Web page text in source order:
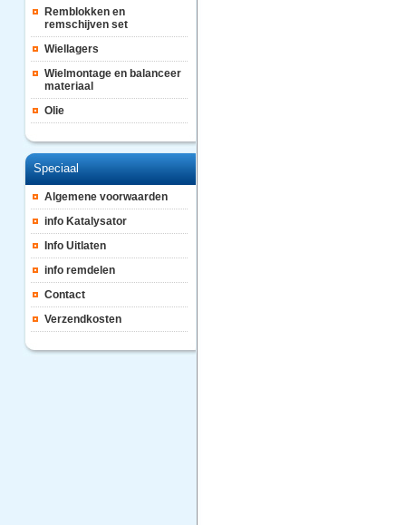
Remblokken en
remschijven set
Wiellagers
Wielmontage en balanceer
materiaal
Olie
Speciaal
Algemene voorwaarden
info Katalysator
Info Uitlaten
info remdelen
Contact
Verzendkosten